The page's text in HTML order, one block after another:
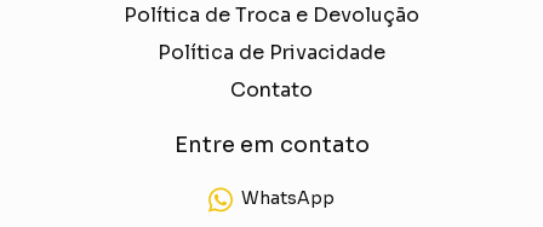
Política de Troca e Devolução
Política de Privacidade
Contato
Entre em contato
WhatsApp